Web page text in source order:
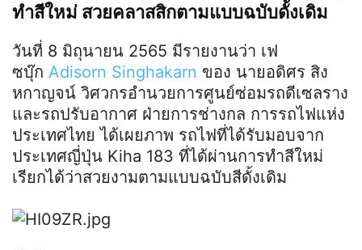
ทำสีใหม่ สวยคลาสสิกตามแบบฉบับดั้งเดิม
วันที่ 8 มิถุนายน 2565 มีรายงานว่า เฟ
ซบุ๊ก Adisorn Singhakarn ของ นายอดิศร สิง
หกาญจน์ วิศวกรอำนวยการศูนย์ซ่อมรถดีเซลราง
และรถปรับอากาศ ฝ่ายการช่างกล การรถไฟแห่ง
ประเทศไทย ได้เผยภาพ รถไฟที่ได้รับมอบจาก
ประเทศญี่ปุ่น Kiha 183 ที่ได้ผ่านการทำสีใหม่
เรียกได้ว่าสวยงามตามแบบฉบับสีดั้งเดิม